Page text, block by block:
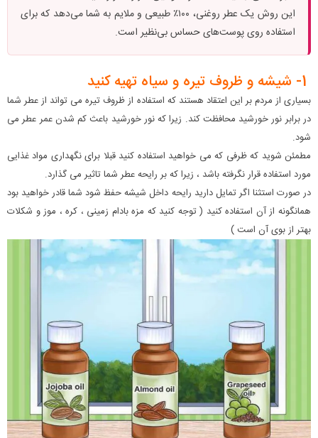
این روش یک عطر روغنی، ۱۰۰٪ طبیعی و ملایم به شما می‌دهد که برای
استفاده روی پوست‌های حساس بی‌نظیر است.
بسیاری از مردم بر این اعتقاد هستند که استفاده از ظروف تیره می تواند از عطر شما
در برابر نور خورشید محافظت کند. زیرا که نور خورشید باعث کم شدن عمر عطر می
شود.
مطمئن شوید که ظرفی که می خواهید استفاده کنید قبلا برای نگهداری مواد غذایی
مورد استفاده قرار نگرفته باشد ، زیرا که بر رایحه عطر شما تاثیر می گذارد.
در صورت استثنا اگر تمایل دارید رایحه داخل شیشه حفظ شود شما قادر خواهید بود
همانگونه از آن استفاده کنید ( توجه کنید که مزه بادام زمینی ، کره ، موز و شکلات
بهتر از بوی آن است )